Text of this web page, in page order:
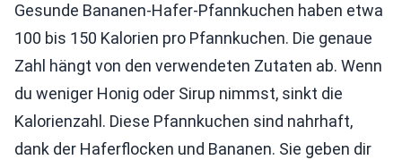
Gesunde Bananen-Hafer-Pfannkuchen haben etwa
100 bis 150 Kalorien pro Pfannkuchen. Die genaue
Zahl hängt von den verwendeten Zutaten ab. Wenn
du weniger Honig oder Sirup nimmst, sinkt die
Kalorienzahl. Diese Pfannkuchen sind nahrhaft,
dank der Haferflocken und Bananen. Sie geben dir